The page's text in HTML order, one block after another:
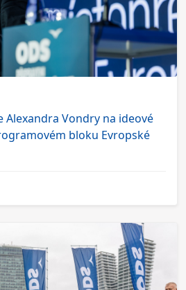
Alexandra Vondry na ideové
bloku Evropské